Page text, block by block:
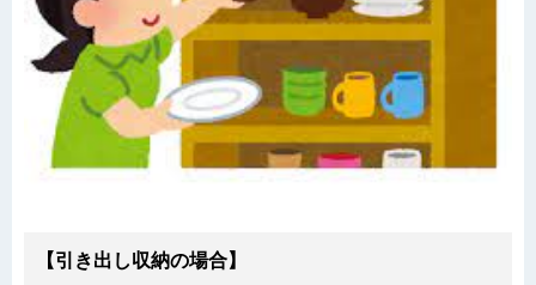
【引き出し収納の場合】